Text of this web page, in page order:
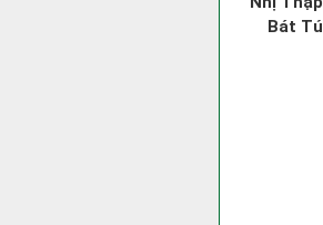
Bát Tú